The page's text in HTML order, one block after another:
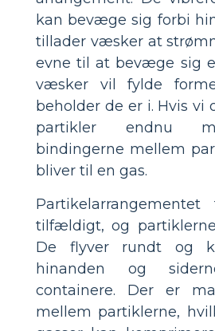
kan bevæge sig forbi
tillader væsker at
evne til at bevæge sig
væsker vil fylde
beholder de er i. Hvis vi
partikler endnu
bindingerne mellem
bliver til en gas.
tilfældigt, og
De flyver rundt og
hinanden og
containere. Der er
mellem partiklerne,